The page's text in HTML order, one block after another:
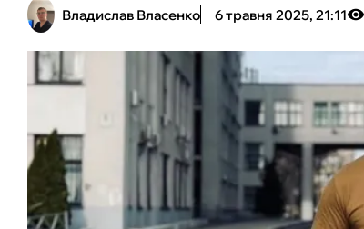
Владислав Власенко 6 травня 2025, 21:11